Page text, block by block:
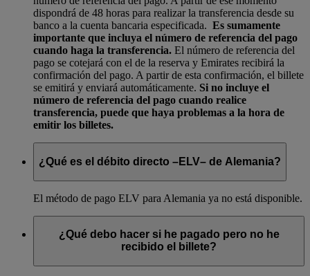
dispondrá de 48 horas para realizar la transferencia desde su
banco a la cuenta bancaria especificada. Es sumamente
importante que incluya el número de referencia del pago
cuando haga la transferencia. El número de referencia del
pago se cotejará con el de la reserva y Emirates recibirá la
confirmación del pago. A partir de esta confirmación, el billete
se emitirá y enviará automáticamente. Si no incluye el
número de referencia del pago cuando realice
transferencia, puede que haya problemas a la hora de
emitir los billetes.
¿Qué es el débito directo –ELV– de Alemania?
El método de pago ELV para Alemania ya no está disponible.
¿Qué debo hacer si he pagado pero no he
recibido el billete?